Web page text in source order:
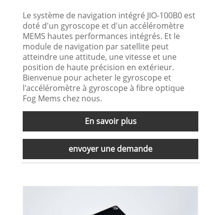
Le système de navigation intégré JIO-100B0 est
doté d'un gyroscope et d'un accéléromètre
MEMS hautes performances intégrés. Et le
module de navigation par satellite peut
atteindre une attitude, une vitesse et une
position de haute précision en extérieur.
Bienvenue pour acheter le gyroscope et
l'accéléromètre à gyroscope à fibre optique
Fog Mems chez nous.
En savoir plus
envoyer une demande